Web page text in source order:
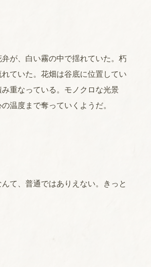
が、白い霧の中で揺れていた。朽
ていた。花畑は谷底に位置してい
重なっている。モノクロな光景
温度まで奪っていくようだ。
て、普通ではありえない。きっと